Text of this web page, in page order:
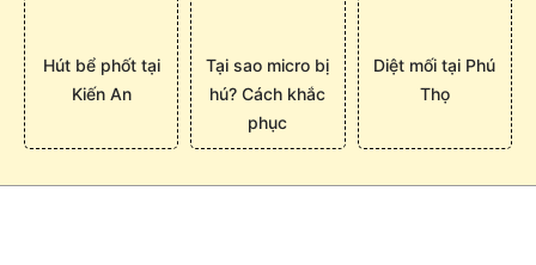
Hút bể phốt tại
Kiến An
Tại sao micro bị
hú? Cách khắc
phục
Diệt mối tại Phú
Thọ